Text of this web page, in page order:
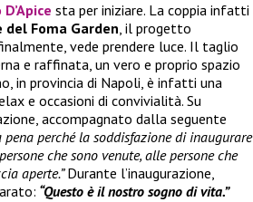
sta per iniziare. La coppia infatti
del Foma Garden, il progetto
vede prendere luce. Il taglio
e raffinata, un vero e proprio spazio
in provincia di Napoli, è infatti una
e occasioni di convivialità. Su
accompagnato dalla seguente
perché la soddisfazione di inaugurare
che sono venute, alle persone che
aperte.”Durante l’inaugurazione,
“Questo è il nostro sogno di vita.”